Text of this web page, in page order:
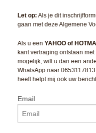
Let op: Als je dit
gaan met deze Algemene
Als u een YAHOO of
kant vertraging ontstaan
mogelijk, wilt u dan een
WhatsApp naar
heeft helpt mij ook uw
Email